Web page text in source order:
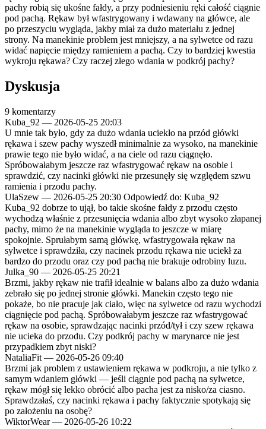
pachy robią się ukośne fałdy, a przy podniesieniu ręki całość ciągnie
pod pachą. Rękaw był wfastrygowany i wdawany na główce, ale
po przeszyciu wygląda, jakby miał za dużo materiału z jednej
strony. Na manekinie problem jest mniejszy, a na sylwetce od razu
widać napięcie między ramieniem a pachą. Czy to bardziej kwestia
wykroju rękawa? Czy raczej złego wdania w podkrój pachy?
Dyskusja
9 komentarzy
Kuba_92 — 2026-05-25 20:03
U mnie tak było, gdy za dużo wdania uciekło na przód główki
rękawa i szew pachy wyszedł minimalnie za wysoko, na manekinie
prawie tego nie było widać, a na ciele od razu ciągnęło.
Spróbowałabym jeszcze raz wfastrygować rękaw na osobie i
sprawdzić, czy nacinki główki nie przesunęły się względem szwu
ramienia i przodu pachy.
UlaSzew — 2026-05-25 20:30 Odpowiedź do: Kuba_92
Kuba_92 dobrze to ujął, bo takie skośne fałdy z przodu często
wychodzą właśnie z przesunięcia wdania albo zbyt wysoko złapanej
pachy, mimo że na manekinie wygląda to jeszcze w miarę
spokojnie. Sprułabym samą główkę, wfastrygowała rękaw na
sylwetce i sprawdziła, czy nacinek przodu rękawa nie uciekł za
bardzo do przodu oraz czy pod pachą nie brakuje odrobiny luzu.
Julka_90 — 2026-05-25 20:21
Brzmi, jakby rękaw nie trafił idealnie w balans albo za dużo wdania
zebrało się po jednej stronie główki. Manekin często tego nie
pokaże, bo nie pracuje jak ciało, więc na sylwetce od razu wychodzi
ciągnięcie pod pachą. Spróbowałabym jeszcze raz wfastrygować
rękaw na osobie, sprawdzając nacinki przód/tył i czy szew rękawa
nie ucieka do przodu. Czy podkrój pachy w marynarce nie jest
przypadkiem zbyt niski?
NataliaFit — 2026-05-26 09:40
Brzmi jak problem z ustawieniem rękawa w podkroju, a nie tylko z
samym wdaniem główki — jeśli ciągnie pod pachą na sylwetce,
rękaw mógł się lekko obrócić albo pacha jest za nisko/za ciasno.
Sprawdzałaś, czy nacinki rękawa i pachy faktycznie spotykają się
po założeniu na osobę?
WiktorWear — 2026-05-26 10:22